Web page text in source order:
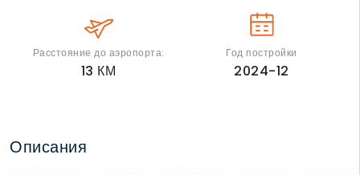
Расстояние до аэропорта:
13 КМ
Год постройки
2024-12
Описания